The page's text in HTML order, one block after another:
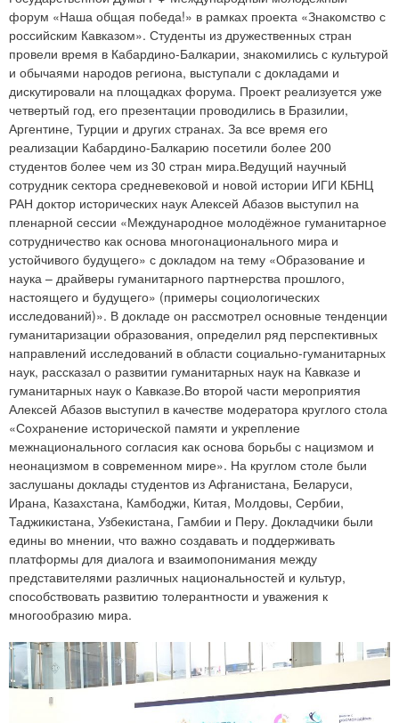
форум «Наша общая победа!» в рамках проекта «Знакомство с
российским Кавказом». Студенты из дружественных стран
провели время в Кабардино-Балкарии, знакомились с культурой
и обычаями народов региона, выступали с докладами и
дискутировали на площадках форума. Проект реализуется уже
четвертый год, его презентации проводились в Бразилии,
Аргентине, Турции и других странах. За все время его
реализации Кабардино-Балкарию посетили более 200
студентов более чем из 30 стран мира.Ведущий научный
сотрудник сектора средневековой и новой истории ИГИ КБНЦ
РАН доктор исторических наук Алексей Абазов выступил на
пленарной сессии «Международное молодёжное гуманитарное
сотрудничество как основа многонационального мира и
устойчивого будущего» с докладом на тему «Образование и
наука – драйверы гуманитарного партнерства прошлого,
настоящего и будущего» (примеры социологических
исследований)». В докладе он рассмотрел основные тенденции
гуманитаризации образования, определил ряд перспективных
направлений исследований в области социально-гуманитарных
наук, рассказал о развитии гуманитарных наук на Кавказе и
гуманитарных наук о Кавказе.Во второй части мероприятия
Алексей Абазов выступил в качестве модератора круглого стола
«Сохранение исторической памяти и укрепление
межнационального согласия как основа борьбы с нацизмом и
неонацизмом в современном мире». На круглом столе были
заслушаны доклады студентов из Афганистана, Беларуси,
Ирана, Казахстана, Камбоджи, Китая, Молдовы, Сербии,
Таджикистана, Узбекистана, Гамбии и Перу. Докладчики были
едины во мнении, что важно создавать и поддерживать
платформы для диалога и взаимопонимания между
представителями различных национальностей и культур,
способствовать развитию толерантности и уважения к
многообразию мира.